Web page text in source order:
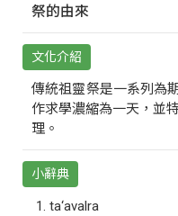
祭的由來
文化介紹
傳統祖靈祭是一系列為
作求學濃縮為一天，並
理。
小辭典
ta‘avalra